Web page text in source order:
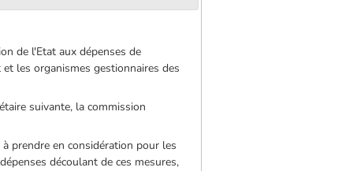
de l'Etat aux dépenses de
les organismes gestionnaires des
suivante, la commission
prendre en considération pour les
découlant de ces mesures,